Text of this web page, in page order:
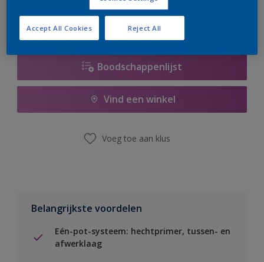
Boodschappenlijst
Vind een winkel
Voeg toe aan klus
Belangrijkste voordelen
Eén-pot-systeem: hechtprimer, tussen- en
afwerklaag
Reject All
Accept All Cookies